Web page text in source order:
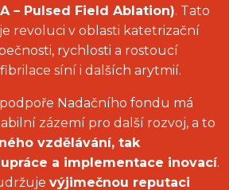
– Pulsed Field Ablation). Tato
revoluci v oblasti katetrizační
rychlosti a rostoucí
síní i dalších arytmií.
Nadačního fondu má
zázemí pro další rozvoj, a to
vzdělávání, tak
a implementace inovací.
výjimečnou reputaci